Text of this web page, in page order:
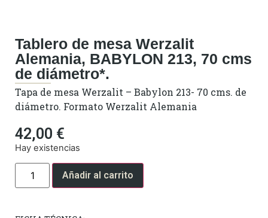
Tablero de mesa Werzalit
Alemania, BABYLON 213, 70 cms
de diámetro*.
Tapa de mesa Werzalit – Babylon 213- 70 cms. de
diámetro. Formato Werzalit Alemania
42,00 €
Hay existencias
Añadir al carrito